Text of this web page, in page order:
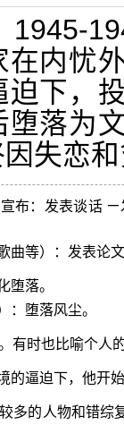
1945-
内忧
下，
落为
失恋
布：发表谈话
曲等）：发表论
堕落。
堕落风尘。
有时也比喻个人
的逼迫下，他开
多的人物和错综